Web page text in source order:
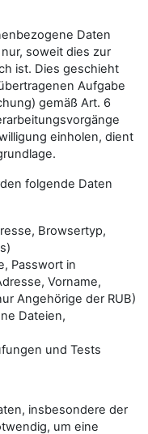
Daten
soweit dies zur
ist. Dies geschieht
Aufgabe
gemäß Art. 6
einholen, dient
folgende Daten
Browsertyp,
Passwort in
Vorname,
Angehörige der RUB)
Dateien,
und Tests
insbesondere der
um eine